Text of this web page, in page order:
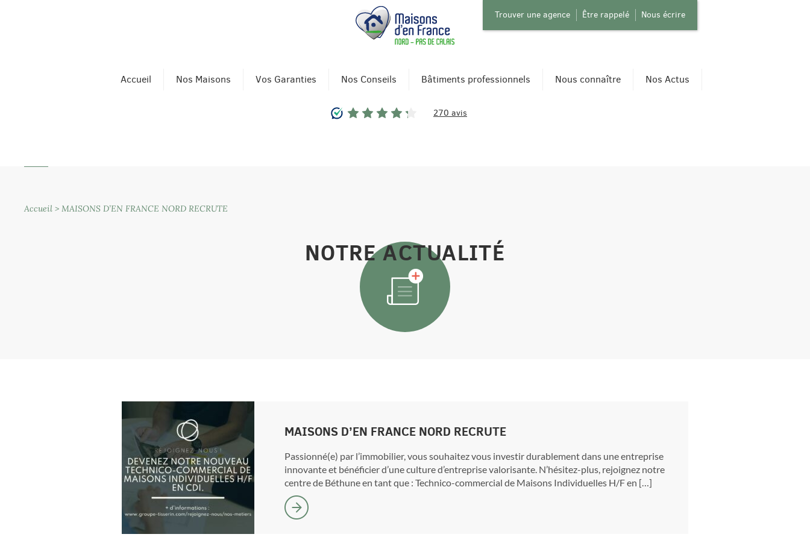
Trouver une agence Être rappelé Nous écrire
Accueil Nos Maisons Vos Garanties Nos Conseils Bâtiments professionnels Nous connaître Nos Actus
270 avis
Accueil > MAISONS D’EN FRANCE NORD RECRUTE
NOTRE ACTUALITÉ
MAISONS D’EN FRANCE NORD RECRUTE
Passionné(e) par l’immobilier, vous souhaitez vous investir durablement dans une entreprise
innovante et bénéficier d’une culture d’entreprise valorisante. N’hésitez-plus, rejoignez notre
centre de Béthune en tant que : Technico-commercial de Maisons Individuelles H/F en […]